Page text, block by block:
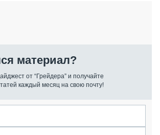
материал?
от “Грейдера” и получайте
каждый месяц на свою почту!